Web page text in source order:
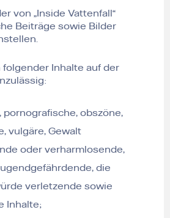
von „Inside Vattenfall“
Beiträge sowie Bilder
folgender Inhalte auf der
pornografische, obszöne,
vulgäre, Gewalt
oder verharmlosende,
die
verletzende sowie
Inhalte;